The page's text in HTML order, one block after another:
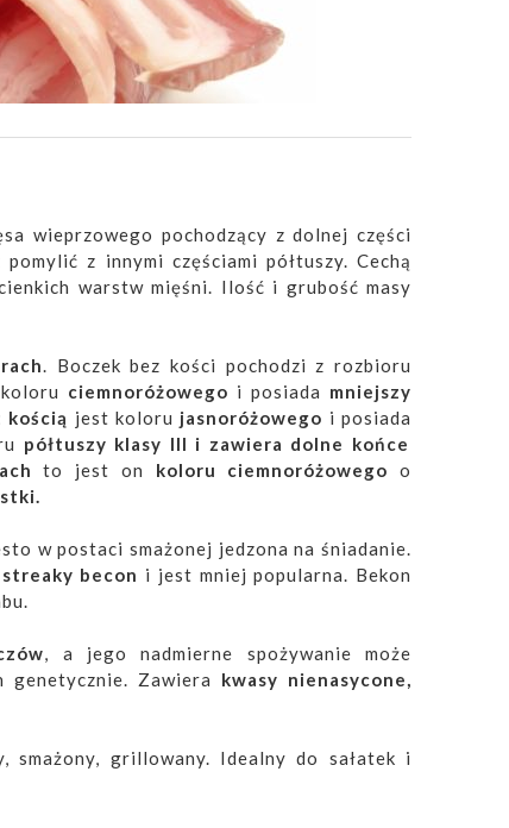
wieprzowego pochodzący z dolnej części
z innymi częściami półtuszy. Cechą
warstw mięśni. Ilość i grubość masy
. Boczek bez kości pochodzi z rozbioru
ciemnoróżowego i posiada mniejszy
kością jest koloru jasnoróżowego i posiada
półtuszy klasy III i zawiera dolne końce
to jest on koloru ciemnoróżowego o
w postaci smażonej jedzona na śniadanie.
streaky becon i jest mniej popularna. Bekon
, a jego nadmierne spożywanie może
genetycznie. Zawiera kwasy nienasycone,
smażony, grillowany. Idealny do sałatek i